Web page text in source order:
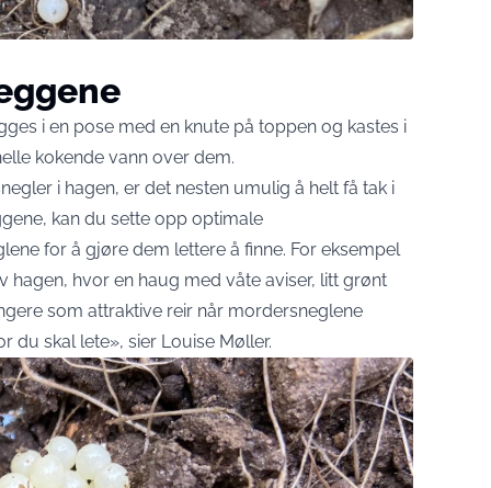
i en pose med en knute på toppen og kastes i
kokende vann over dem.
i hagen, er det nesten umulig å helt få tak i
kan du sette opp optimale
for å gjøre dem lettere å finne. For eksempel
hvor en haug med våte aviser, litt grønt
som attraktive reir når mordersneglene
du skal lete», sier Louise Møller.